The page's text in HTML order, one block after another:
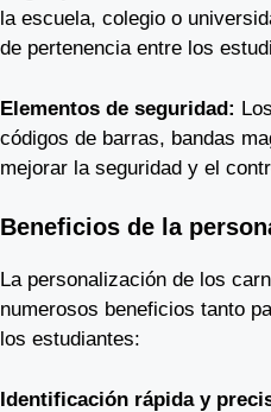
la escuela, colegio o
de pertenencia entre los
Elementos de seguridad:
códigos de barras, bandas
mejorar la seguridad y el
Beneficios de la
La personalización de los
numerosos beneficios tanto
los estudiantes:
Identificación rápida y